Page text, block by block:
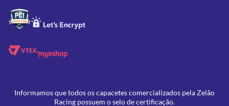
Informamos que todos os capacetes comercializados pela Zelão
Racing possuem o selo de certificação.